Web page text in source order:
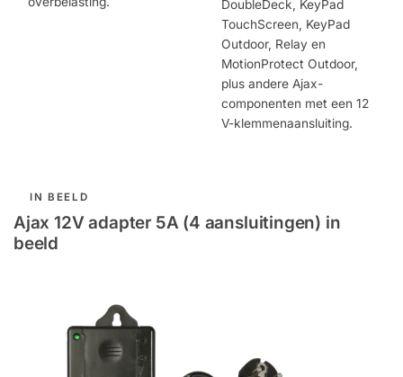
DoubleDeck, KeyPad
TouchScreen, KeyPad
Outdoor, Relay en
MotionProtect Outdoor,
plus andere Ajax-
componenten met een 12
V-klemmenaansluiting.
IN BEELD
Ajax 12V adapter 5A (4 aansluitingen) in
beeld